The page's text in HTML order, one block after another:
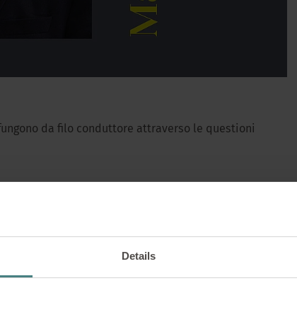
Details
N. 03 – Spazi per
realtà lavorativa
movimento e l’ufficio si sta evolvendo con
un luogo di "presenza" è diventato uno
da filo conduttore attraverso le questioni
Essi plasmano l’atmosfera, l’acustica e la
concentrazione o relax in uno spazio. Allo stesso
visibile di responsabilità. Nel LOOKBOOK
efficienti dal punto di vista delle risorse non solo
di qualità autentica.